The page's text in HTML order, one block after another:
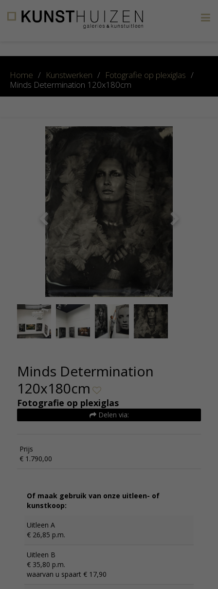
Home / Kunstwerken / Fotografie op plexiglas /
Minds Determination 120x180cm
jpg-
Minds Determination
120x180cm
Fotografie op plexiglas
Delen via:
Prijs
€ 1.790,00
Of maak gebruik van onze uitleen- of
kunstkoop:
Uitleen A
€ 26,85 p.m.
Uitleen B
€ 35,80 p.m.
waarvan u spaart € 17,90